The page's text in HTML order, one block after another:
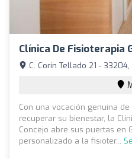
Clínica De Fisioterapia
C. Corín Tellado 21 - 33204,
Con una vocación genuina
recuperar su bienestar, la
Concejo abre sus puertas en
personalizado a la fisioter...